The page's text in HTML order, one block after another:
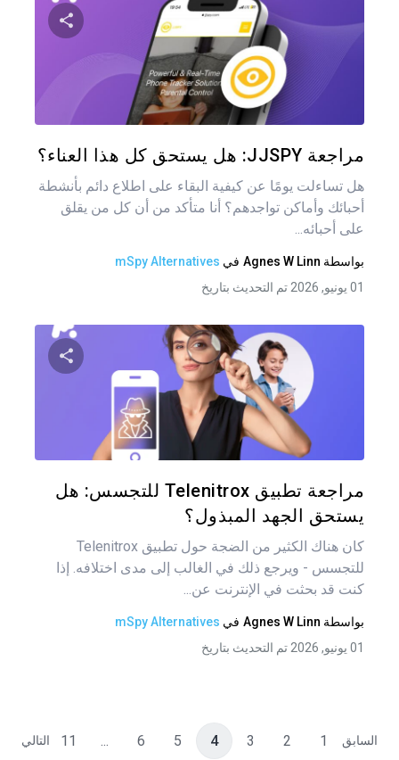
مراجعة JJSPY: هل يستحق كل هذا العناء؟
هل تساءلت يومًا عن كيفية البقاء على اطلاع دائم بأنشطة
أحبائك وأماكن تواجدهم؟ أنا متأكد من أن كل من يقلق
على أحبائه...
بواسطة Agnes W Linn في mSpy Alternatives
01 يونيو, 2026 تم التحديث بتاريخ
مراجعة تطبيق Telenitrox للتجسس: هل
يستحق الجهد المبذول؟
كان هناك الكثير من الضجة حول تطبيق Telenitrox
للتجسس - ويرجع ذلك في الغالب إلى مدى اختلافه. إذا
كنت قد بحثت في الإنترنت عن...
بواسطة Agnes W Linn في mSpy Alternatives
01 يونيو, 2026 تم التحديث بتاريخ
السابق 1
2
3
4
5
6
...
11 التالي